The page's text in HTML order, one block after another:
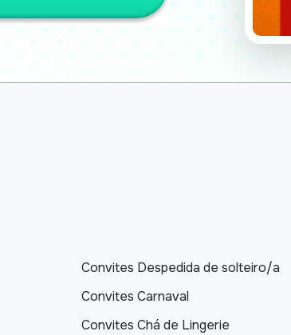
Convites Despedida de solteiro/a
Convites Carnaval
Convites Chá de Lingerie